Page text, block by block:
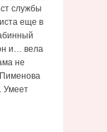
службы
еще в
и… вела
не
Умеет